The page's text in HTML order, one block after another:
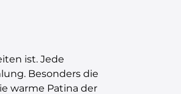
ist. Jede
Besonders die
warme Patina der